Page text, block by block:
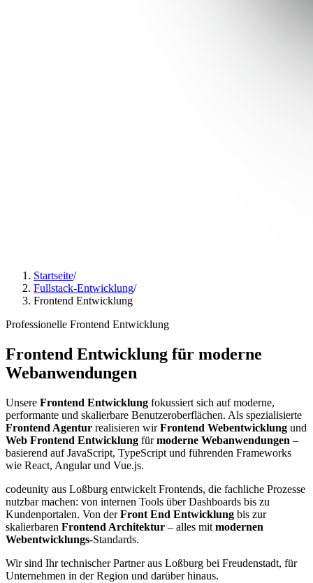
Startseite/
Fullstack-Entwicklung/
Frontend Entwicklung
Professionelle Frontend Entwicklung
Frontend Entwicklung für moderne
Webanwendungen
Unsere Frontend Entwicklung fokussiert sich auf moderne,
performante und skalierbare Benutzeroberflächen. Als spezialisierte
Frontend Agentur realisieren wirFrontend Webentwicklung und
Web Frontend Entwicklung fürmoderne Webanwendungen –
basierend auf JavaScript, TypeScript und führenden Frameworks
wie React, Angular und Vue.js.
codeunity aus Loßburg entwickelt Frontends, die fachliche Prozesse
nutzbar machen: von internen Tools über Dashboards bis zu
Kundenportalen. Von derFront End Entwicklung bis zur
skalierbaren Frontend Architektur – alles mit modernen
Webentwicklungs-Standards.
Wir sind Ihr technischer Partner aus Loßburg bei Freudenstadt, für
Unternehmen in der Region und darüber hinaus.